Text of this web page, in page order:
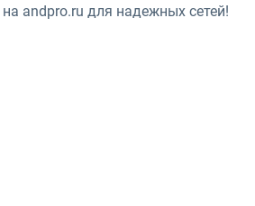
на andpro.ru для надежных сетей!